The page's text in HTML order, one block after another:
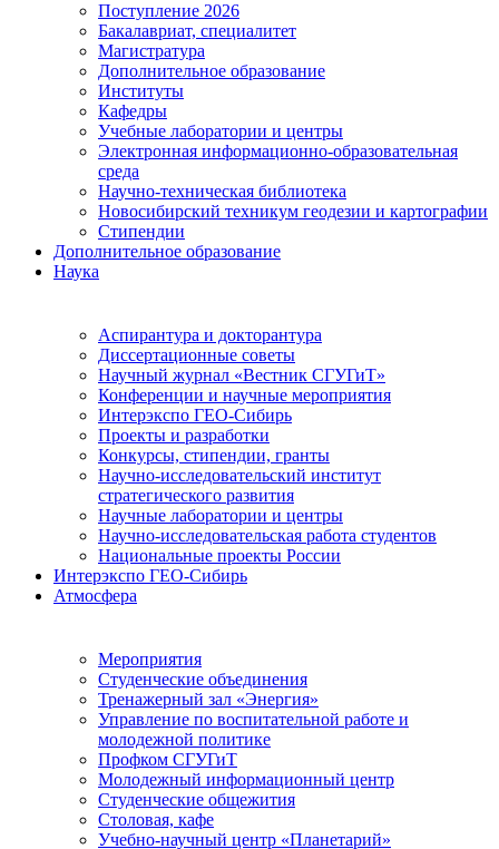
Поступление 2026
Бакалавриат, специалитет
Магистратура
Дополнительное образование
Институты
Кафедры
Учебные лаборатории и центры
Электронная информационно-образовательная
среда
Научно-техническая библиотека
Новосибирский техникум геодезии и картографии
Стипендии
Дополнительное образование
Наука
Аспирантура и докторантура
Диссертационные советы
Научный журнал «Вестник СГУГиТ»
Конференции и научные мероприятия
Интерэкспо ГЕО-Сибирь
Проекты и разработки
Конкурсы, стипендии, гранты
Научно-исследовательский институт
стратегического развития
Научные лаборатории и центры
Научно-исследовательская работа студентов
Национальные проекты России
Интерэкспо ГЕО-Сибирь
Атмосфера
Мероприятия
Студенческие объединения
Тренажерный зал «Энергия»
Управление по воспитательной работе и
молодежной политике
Профком СГУГиТ
Молодежный информационный центр
Студенческие общежития
Столовая, кафе
Учебно-научный центр «Планетарий»